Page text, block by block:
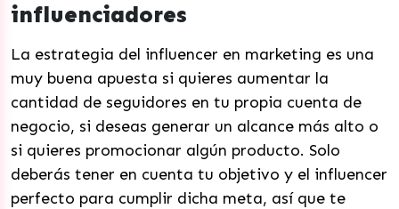
influenciadores
La estrategia del influencer en marketing es una
muy buena apuesta si quieres aumentar la
cantidad de seguidores en tu propia cuenta de
negocio, si deseas generar un alcance más alto o
si quieres promocionar algún producto. Solo
deberás tener en cuenta tu objetivo y el influencer
perfecto para cumplir dicha meta, así que te